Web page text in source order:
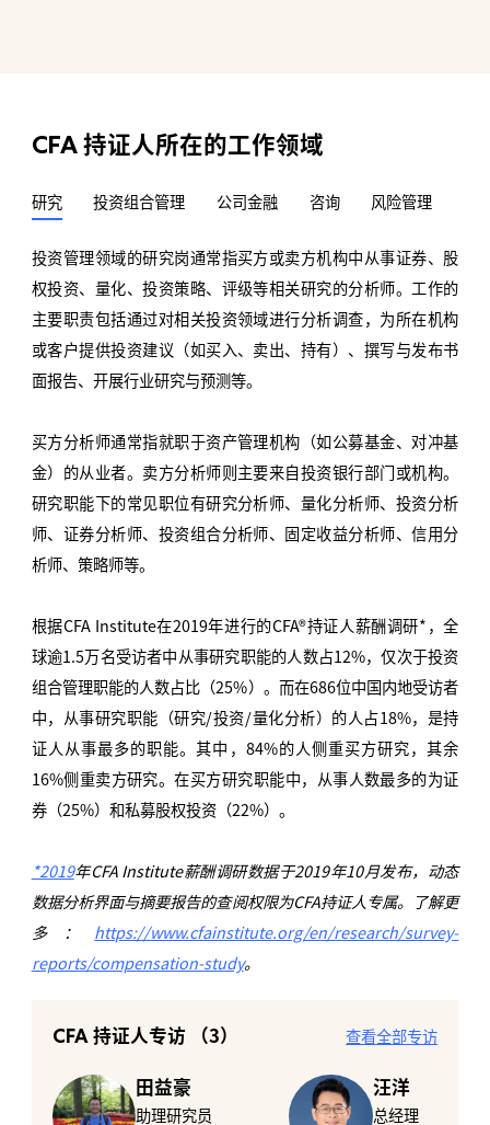
CFA 持证人所在的工作领域
研究 投资组合管理 公司金融 咨询 风险管理
投资管理领域的研究岗通常指买方或卖方机构中从事证券、股
权投资、量化、投资策略、评级等相关研究的分析师。工作的
主要职责包括通过对相关投资领域进行分析调查，为所在机构
或客户提供投资建议（如买入、卖出、持有）、撰写与发布书
面报告、开展行业研究与预测等。
买方分析师通常指就职于资产管理机构（如公募基金、对冲基
金）的从业者。卖方分析师则主要来自投资银行部门或机构。
研究职能下的常见职位有研究分析师、量化分析师、投资分析
师、证券分析师、投资组合分析师、固定收益分析师、信用分
析师、策略师等。
根据CFA Institute在2019年进行的CFA®持证人薪酬调研*，全
球逾1.5万名受访者中从事研究职能的人数占12%，仅次于投资
组合管理职能的人数占比（25%）。而在686位中国内地受访者
中，从事研究职能（研究/投资/量化分析）的人占18%，是持
证人从事最多的职能。其中，84%的人侧重买方研究，其余
16%侧重卖方研究。在买方研究职能中，从事人数最多的为证
券（25%）和私募股权投资（22%）。
*2019年CFA Institute薪酬调研数据于2019年10月发布，动态
数据分析界面与摘要报告的查阅权限为CFA持证人专属。了解更
多： https://www.cfainstitute.org/en/research/survey-
reports/compensation-study。
CFA 持证人专访 （3） 查看全部专访
田益豪
助理研究员
汪洋
总经理